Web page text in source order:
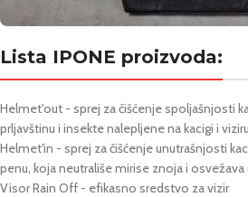
Lista IPONE proizvoda:
Helmet'out - sprej za čišćenje spoljašnjosti
prljavštinu i insekte nalepljene na kacigi i viziru
Helmet'in - sprej za čišćenje unutrašnjosti
penu, koja neutrališe mirise znoja i
Visor Rain Off - efikasno sredstvo za vizir